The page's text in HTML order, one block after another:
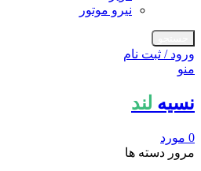
نیرو موتور
ورود / ثبت نام
منو
نسیه لند
0 مورد
مرور دسته ها